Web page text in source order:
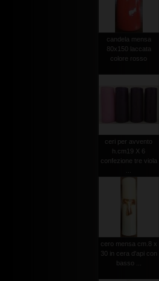
candela mensa
80x150 laccata
colore rosso
ceri per avvento
h.cm19 X 6
confezione tre viola
cero mensa cm.8 x
30 in cera d'api con
basso ...